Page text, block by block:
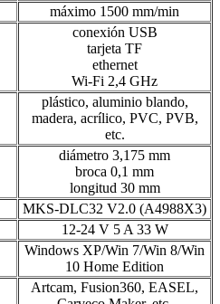
máximo 1500 mm/min
conexión USB
tarjeta TF
ethernet
Wi-Fi 2,4 GHz
plástico, aluminio blando,
madera, acrílico, PVC, PVB,
etc.
diámetro 3,175 mm
broca 0,1 mm
longitud 30 mm
MKS-DLC32 V2.0 (A4988X3)
12-24 V 5 A 33 W
Windows XP/Win 7/Win 8/Win
10 Home Edition
Artcam, Fusion360, EASEL,